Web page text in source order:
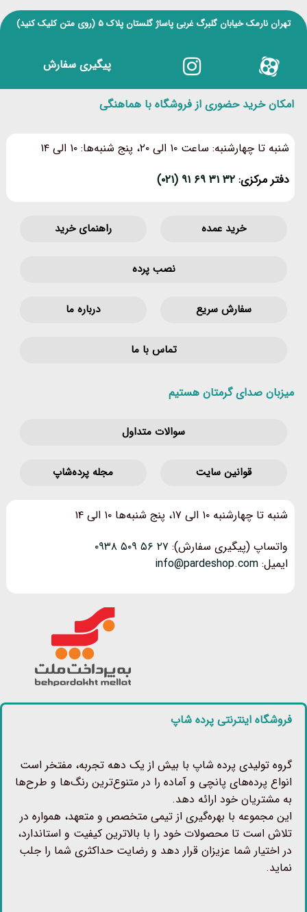
تهران نارمک خیابان گلبرگ غربی پاساژ گلستان پلاک ۵ (روی متن کلیک کنید)
پیگیری سفارش
امکان خرید حضوری از فروشگاه با هماهنگی
شنبه تا چهارشنبه: ساعت ۱۰ الی ۲۰، پنج شنبه‌ها: ۱۰ الی ۱۴
دفتر مرکزی: ۳۲ ۳۱ ۶۹ ۹۱ (۰۲۱)
خرید عمده راهنمای خرید
نصب پرده
سفارش سریع درباره ما
تماس با ما
میزبان صدای گرمتان هستیم
سوالات متداول
قوانین‌ سایت مجله پرده‌شاپ
شنبه تا چهارشنبه ۱۰ الی ۱۷، پنج شنبه‌ها ۱۰ الی ۱۴
واتساپ (پیگیری سفارش): ۲۷ ۵۶ ۵۰۹ ۰۹۳۸
ایمیل: info@pardeshop.com
فروشگاه اینترنتی پرده شاپ
گروه تولیدی پرده شاپ با بیش از یک دهه تجربه، مفتخر است
انواع پرده‌های پانچی و آماده را در متنوع‌ترین رنگ‌ها و طرح‌ها
به مشتریان خود ارائه دهد.
این مجموعه با بهره‌گیری از تیمی متخصص و متعهد، همواره در
تلاش است تا محصولات خود را با بالاترین کیفیت و استاندارد،
در اختیار شما عزیزان قرار دهد و رضایت حداکثری شما را جلب
نماید.